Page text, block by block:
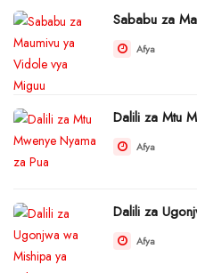
Sababu za
Afya
Dalili za Mtu
Afya
Dalili za
Afya